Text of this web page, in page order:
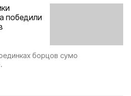
победили
борцов сумо